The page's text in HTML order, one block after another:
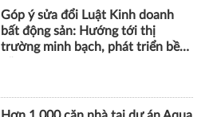
Hơn 1.000 căn nhà tại dự án Aqua
City đang thế chấp ngân hàng,
chủ đầu tư nói gì?
Vinhomes Green Paradise được